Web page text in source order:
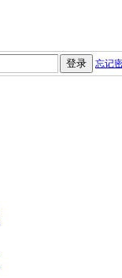
忘记